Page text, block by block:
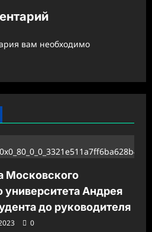
вам необходимо
Московского
университета Андрея
до руководителя
0